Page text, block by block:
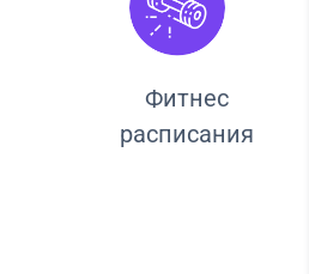
Фитнес
расписания